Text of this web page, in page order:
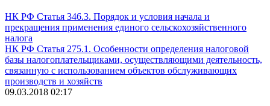
НК РФ Статья 346.3. Порядок и условия начала и
прекращения применения единого сельскохозяйственного
налога
НК РФ Статья 275.1. Особенности определения налоговой
базы налогоплательщиками, осуществляющими деятельность,
связанную с использованием объектов обслуживающих
производств и хозяйств
09.03.2018 02:17